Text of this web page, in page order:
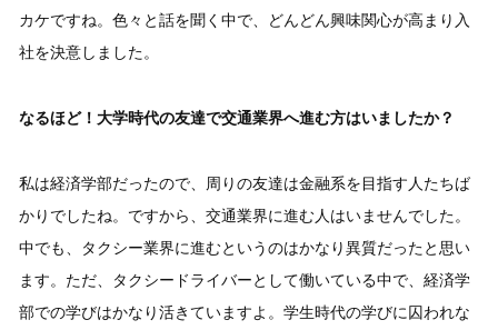
カケですね。色々と話を聞く中で、どんどん興味関心が高まり入
社を決意しました。
なるほど！大学時代の友達で交通業界へ進む方はいましたか？
私は経済学部だったので、周りの友達は金融系を目指す人たちば
かりでしたね。ですから、交通業界に進む人はいませんでした。
中でも、タクシー業界に進むというのはかなり異質だったと思い
ます。ただ、タクシードライバーとして働いている中で、経済学
部での学びはかなり活きていますよ。学生時代の学びに囚われな